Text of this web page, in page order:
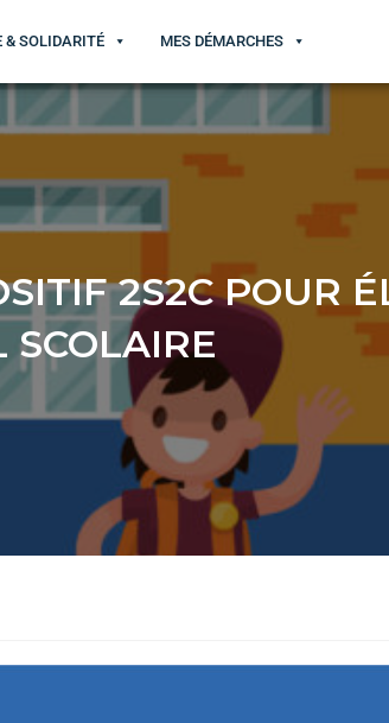
& SOLIDARITÉ MES DÉMARCHES
2S2C POUR
SCOLAIRE